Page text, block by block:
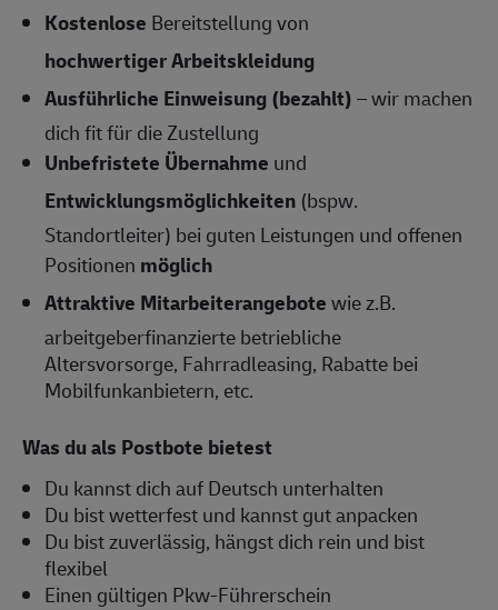
Kostenlose Bereitstellung von
hochwertiger Arbeitskleidung
Ausführliche Einweisung (bezahlt)– wir machen
dich fit für die Zustellung
Unbefristete Übernahme und
Entwicklungsmöglichkeiten (bspw.
Standortleiter) bei guten Leistungen und offenen
Positionen möglich
Attraktive Mitarbeiterangebotewie z.B.
arbeitgeberfinanzierte betriebliche
Altersvorsorge, Fahrradleasing, Rabatte bei
Mobilfunkanbietern, etc.
Was du als Postbote bietest
Du kannst dich auf Deutsch unterhalten
Du bist wetterfest und kannst gut anpacken
Du bist zuverlässig, hängst dich rein und bist
flexibel
Einen gültigen Pkw-Führerschein